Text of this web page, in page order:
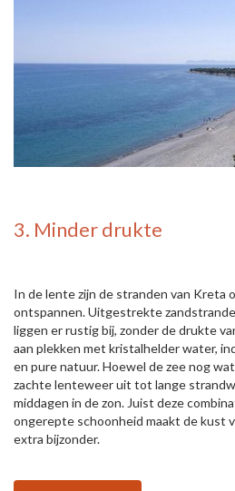
3. Minder drukte
In de lente zijn de stranden van Kreta
ontspannen. Uitgestrekte
liggen er rustig bij, zonder de drukte
aan plekken met kristalhelder water,
en pure natuur. Hoewel de zee nog
zachte lenteweer uit tot lange
middagen in de zon. Juist deze
ongerepte schoonheid maakt de kust
extra bijzonder.